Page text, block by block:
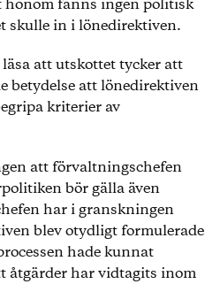
fanns ingen politisk
skulle in i lönedirektiven.
att utskottet tycker att
betydelse att lönedirektiven
kriterier av
att förvaltningschefen
bör gälla även
har i granskningen
blev otydligt formulerade
hade kunnat
åtgärder har vidtagits inom